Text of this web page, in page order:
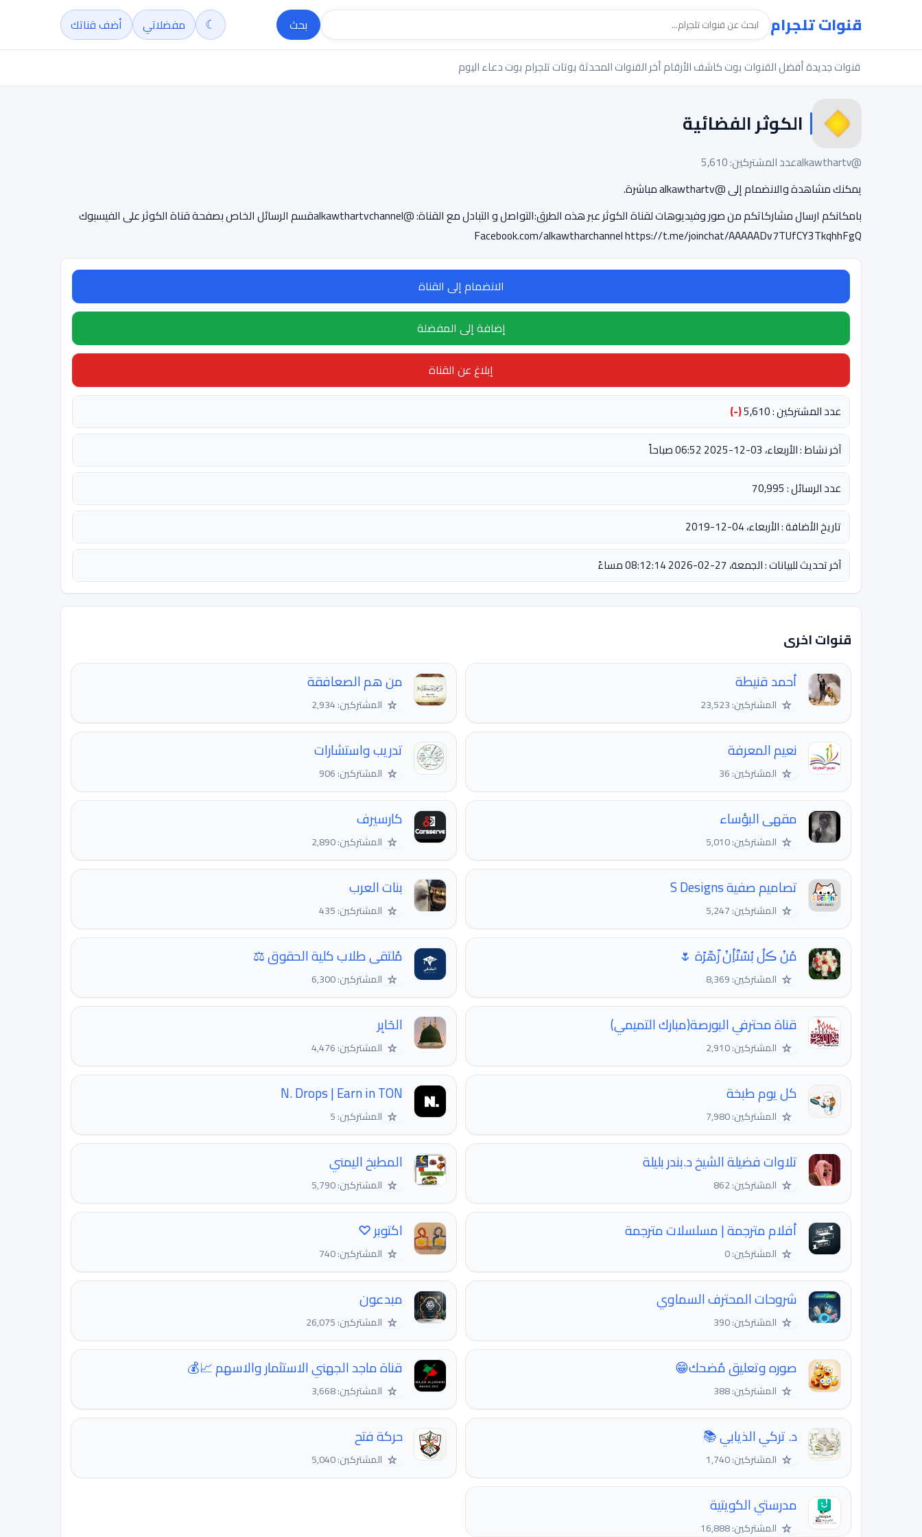
قنوات تلجرام بحث ☾ مفضلاتي أضف قناتك
قنوات جديدةأفضل القنواتبوت كاشف الأرقامأخر القنوات المحدثةبوتات تلجرام بوت دعاء اليوم
الکوثر الفضائیة
@alkawthartv
عدد المشتركين: 5,610
يمكنك مشاهدة والانضمام إلى @alkawthartv مباشرة.
بامكانكم ارسال مشاركاتكم من صور وفيديوهات لقناة الکوثر عبر هذه الطرق:التواصل و التبادل مع القناة: @alkawthartvchannelقسم الرسائل الخاص بصفحة قناة الکوثر على الفيسبوك
Facebook.com/alkawtharchannel https://t.me/joinchat/AAAAADv7TUfCY3TkqhhFgQ
الانضمام إلى القناة
إضافة إلى المفضلة
إبلاغ عن القناة
عدد المشتركين : 5,610
(-)
آخر نشاط : الأربعاء، 03-12-2025 06:52 صباحاً
عدد الرسائل : 70,995
تاريخ الأضافة : الأربعاء، 04-12-2019
آخر تحديث للبيانات : الجمعة، 27-02-2026 08:12:14 مساءً
قنوات اخرى
أحمد قنيطة
☆ المشتركين: 23,523
من هم الصعافقة
☆ المشتركين: 2,934
نعيم المعرفة
☆ المشتركين: 36
تدريب واستشارات
☆ المشتركين: 906
مقهى البؤساء
☆ المشتركين: 5,010
كارسيرف
☆ المشتركين: 2,890
تصاميم صفية S Designs
☆ المشتركين: 5,247
بنات العرب
☆ المشتركين: 435
مُنْ ڪلُ بُسّتّأِنْ زّهّرًة 🌷
☆ المشتركين: 8,369
مُلتقى طلاب كلية الحقوق ⚖
☆ المشتركين: 6,300
قناة محترفي البورصة(مبارك التميمي)
☆ المشتركين: 2,910
الحَابِر
☆ المشتركين: 4,476
كل يوم طبخة
☆ المشتركين: 7,980
N. Drops | Earn in TON
☆ المشتركين: 5
تلاوات فضيلة الشيخ د.بندر بليلة
☆ المشتركين: 862
المطبخ اليمني
☆ المشتركين: 5,790
أفلام مترجمة | مسلسلات مترجمة
☆ المشتركين: 0
اكتوبر ♡
☆ المشتركين: 740
شروحات المحترف السماوي
☆ المشتركين: 390
مبدعون
☆ المشتركين: 26,075
صوره وتعليق مُضحك😁
☆ المشتركين: 388
قناة ماجد الجهني الاستثمار والاسهم 📈💰
☆ المشتركين: 3,668
د. تركي الذيابي 📚
☆ المشتركين: 1,740
حركة فتح
☆ المشتركين: 5,040
مدرستي الكويتية
☆ المشتركين: 16,888